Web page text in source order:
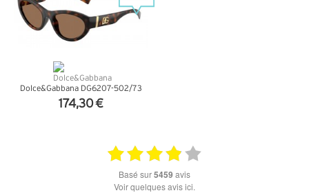
Dolce&Gabbana DG6207-502/73
174,30 €
basé sur5459 avis
Voir quelques avis ici.